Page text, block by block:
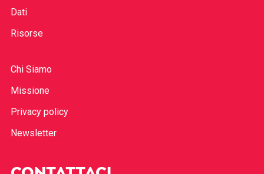
Dati
Risorse
Chi Siamo
Missione
Privacy policy
Newsletter